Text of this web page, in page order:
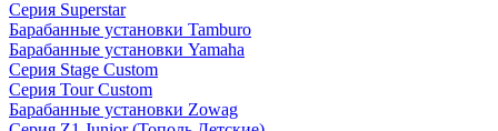
Серия Superstar
Барабанные установки Tamburo
Барабанные установки Yamaha
Серия Stage Custom
Серия Tour Custom
Барабанные установки Zowag